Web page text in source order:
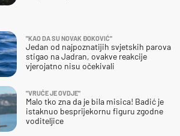
"KAO DA SU NOVAK ĐOKOVIĆ"
Jedan od najpoznatijih svjetskih parova
stigao na Jadran, ovakve reakcije
vjerojatno nisu očekivali
"VRUĆE JE OVDJE"
Malo tko zna da je bila misica! Badić je
istaknuo besprijekornu figuru zgodne
voditeljice